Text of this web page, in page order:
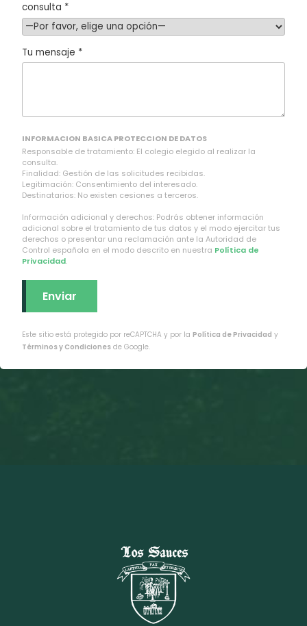
consulta *
Tu mensaje *
INFORMACION BASICA PROTECCION DE DATOS
Responsable de tratamiento: El colegio elegido al realizar la
consulta.
Finalidad: Gestión de las solicitudes recibidas.
Legitimación: Consentimiento del interesado.
Destinatarios: No existen cesiones a terceros.
Información adicional y derechos: Podrás obtener información
adicional sobre el tratamiento de tus datos y el modo ejercitar tus
derechos o presentar una reclamación ante la Autoridad de
Control española en el modo descrito en nuestra Política de
Privacidad.
Este sitio está protegido por reCAPTCHA y por la Política de Privacidad y
Términos y Condiciones de Google.